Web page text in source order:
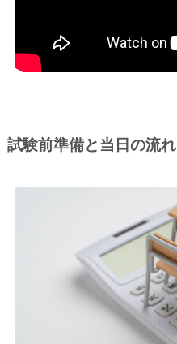
試験前準備と当日の流れ